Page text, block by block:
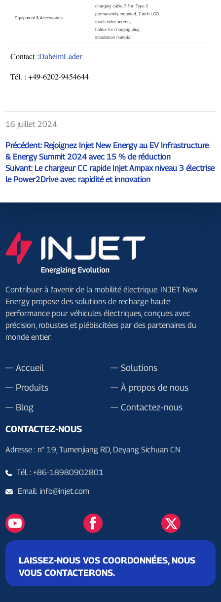
Contact :DaheimLader
Tél. : +49-6202-9454644
16 juillet 2024
Précédent: Rejoignez Injet New Energy au EV Infrastructure
& Energy Summit 2024 avec 15 % de réduction
Suivant: Le chargeur CC rapide Injet Ampax niveau 3 électrise
le Power2Drive avec rapidité et innovation
Contribuer à l'avenir de la mobilité électrique. INJET New
Energy propose des solutions de recharge haute
performance pour véhicules électriques, conçues avec
précision, robustes et plébiscitées par des partenaires du
monde entier.
Accueil
Solutions
Produits
À propos de nous
Blog
Contactez-nous
CONTACTEZ-NOUS
Adresse : n° 19, Tumenjiang RD, Deyang Sichuan CN
Tél. : +86-18980902801
Email: info@injet.com
LAISSEZ-NOUS VOS COORDONNÉES, NOUS
VOUS CONTACTERONS.